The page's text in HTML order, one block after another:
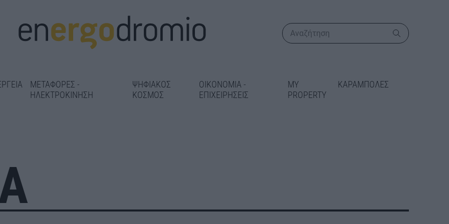
ΜΕΤΑΦΟΡΕΣ -
ΗΛΕΚΤΡΟΚΙΝΗΣΗ
ΨΗΦΙΑΚΟΣ
ΚΟΣΜΟΣ
ΟΙΚΟΝΟΜΙΑ -
ΕΠΙΧΕΙΡΗΣΕΙΣ
MY
PROPERTY
ΚΑΡΑΜΠΟΛΕΣ
έργο της
θωράκισης του Οδοντωτού –
σιδηροτροχιών στις Γραμμές